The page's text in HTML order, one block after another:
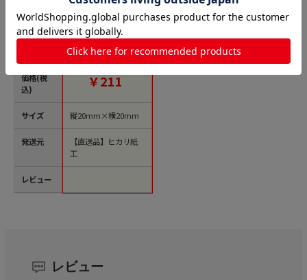
商品名
価格(税
込)
サイズ
発送元
レビュー
ヒカリ紙工 フレーバ
ーシール SMラベル
300枚入 SO-163 カレ
ー 1袋（ご注文単位
1袋）【直送品】
￥211
縦20mm×横20mm
【直送品】ヒカリ紙
工
レビュー